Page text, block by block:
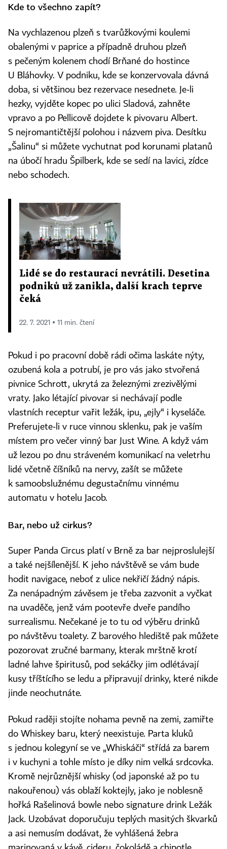
Kde to všechno zapít?
Na vychlazenou plzeň s tvarůžkovými koulemi
obalenými v paprice a případně druhou plzeň
s pečeným kolenem chodí Brňané do hostince
U Bláhovky. V podniku, kde se konzervovala dávná
doba, si většinou bez rezervace nesednete. Je‑li
hezky, vyjděte kopec po ulici Sladová, zahněte
vpravo a po Pellicově dojdete k pivovaru Albert.
S nejromantičtější polohou i názvem piva. Desítku
„Šalinu“ si můžete vychutnat pod korunami platanů
na úbočí hradu Špilberk, kde se sedí na lavici, zídce
nebo schodech.
Lidé se do restaurací nevrátili. Desetina
podniků už zanikla, další krach teprve
čeká
22. 7. 2021 ▪ 11 min. čtení
Pokud i po pracovní době rádi očima laskáte nýty,
ozubená kola a potrubí, je pro vás jako stvořená
pivnice Schrott, ukrytá za železnými zrezivělými
vraty. Jako létající pivovar si nechávají podle
vlastních receptur vařit ležák, ipu, „ejly“ i kyseláče.
Preferujete‑li v ruce vinnou sklenku, pak je vaším
místem pro večer vinný bar Just Wine. A když vám
už lezou po dnu stráveném komunikací na veletrhu
lidé včetně číšníků na nervy, zašít se můžete
k samoobslužnému degustačnímu vinnému
automatu v hotelu Jacob.
Bar, nebo už cirkus?
Super Panda Circus platí v Brně za bar nejproslulejší
a také nejšílenější. K jeho návštěvě se vám bude
hodit navigace, neboť z ulice nekřičí žádný nápis.
Za nenápadným závěsem je třeba zazvonit a vyčkat
na uvaděče, jenž vám pootevře dveře pandího
surrealismu. Nečekané je to tu od výběru drinků
po návštěvu toalety. Z barového hlediště pak můžete
pozorovat zručné barmany, kterak mrštně krotí
ladné lahve špiritusů, pod sekáčky jim odlétávají
kusy tříštícího se ledu a připravují drinky, které nikde
jinde neochutnáte.
Pokud raději stojíte nohama pevně na zemi, zamiřte
do Whiskey baru, který neexistuje. Parta kluků
s jednou kolegyní se ve „Whiskáči“ střídá za barem
i v kuchyni a tohle místo je díky nim velká srdcovka.
Kromě nejrůznější whisky (od japonské až po tu
nakouřenou) vás oblaží koktejly, jako je noblesně
hořká Rašelinová bowle nebo signature drink Ležák
Jack. Uzobávat doporučuju teplých masitých škvarků
a asi nemusím dodávat, že vyhlášená žebra